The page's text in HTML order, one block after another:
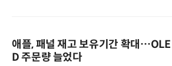
애플, 패널 재고 보유기간 확대…OLE
D 주문량 늘었다